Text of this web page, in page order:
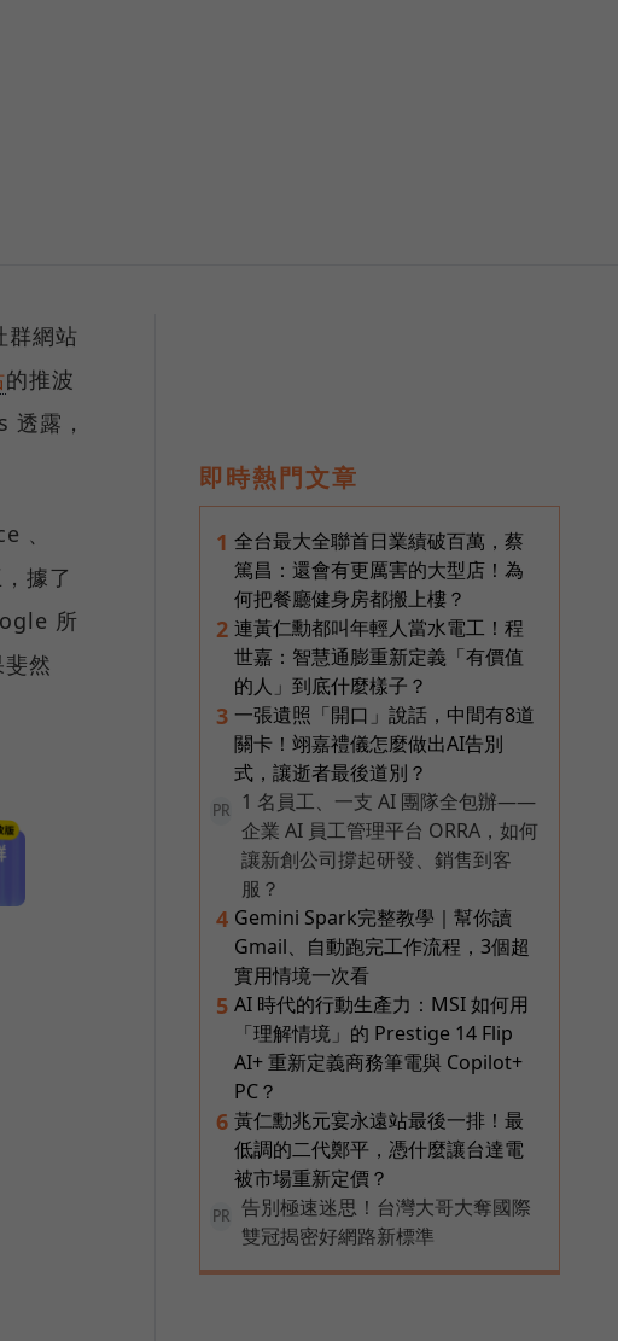
群網站
的推波
露，
、
據了
所
然
即時熱門文章
1 全台最大全聯首日業績破百萬，蔡
篤昌：還會有更厲害的大型店！為
何把餐廳健身房都搬上樓？
2 連黃仁勳都叫年輕人當水電工！程
世嘉：智慧通膨重新定義「有價值
的人」到底什麼樣子？
3 一張遺照「開口」說話，中間有8道
關卡！翊嘉禮儀怎麼做出AI告別
式，讓逝者最後道別？
PR
1 名員工、一支 AI 團隊全包辦——
企業 AI 員工管理平台 ORRA，如何
讓新創公司撐起研發、銷售到客
服？
4 Gemini Spark完整教學｜幫你讀
Gmail、自動跑完工作流程，3個超
實用情境一次看
5 AI 時代的行動生產力：MSI 如何用
「理解情境」的 Prestige 14 Flip
AI+ 重新定義商務筆電與 Copilot+
PC？
6 黃仁勳兆元宴永遠站最後一排！最
低調的二代鄭平，憑什麼讓台達電
被市場重新定價？
PR
告別極速迷思！台灣大哥大奪國際
雙冠揭密好網路新標準